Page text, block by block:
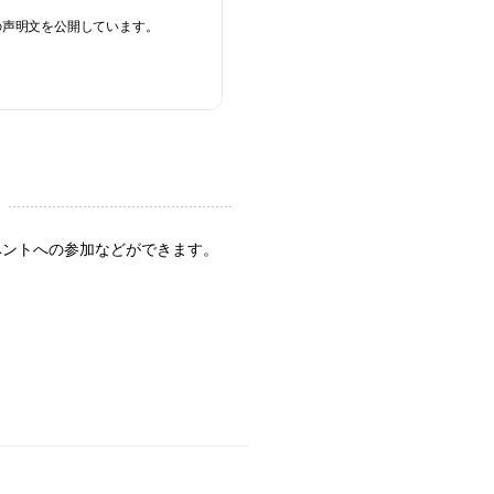
明文を公開しています。
トへの参加などができます。